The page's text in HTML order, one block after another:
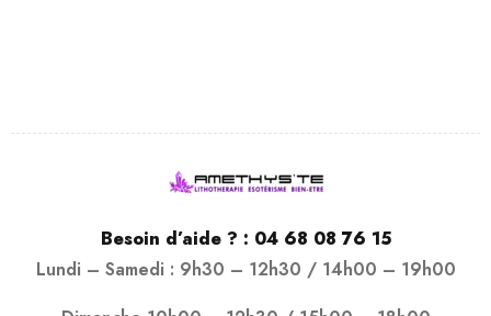
Besoin d’aide ? : 04 68 08 76 15
Lundi – Samedi : 9h30 – 12h30 / 14h00 – 19h00